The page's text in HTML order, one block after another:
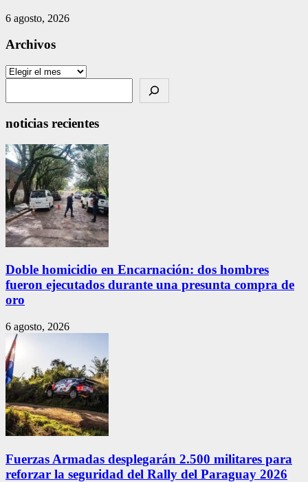
6 agosto, 2026
Archivos
Archivos
noticias recientes
Doble homicidio en Encarnación: dos hombres
fueron ejecutados durante una presunta compra de
oro
6 agosto, 2026
Fuerzas Armadas desplegarán 2.500 militares para
reforzar la seguridad del Rally del Paraguay 2026